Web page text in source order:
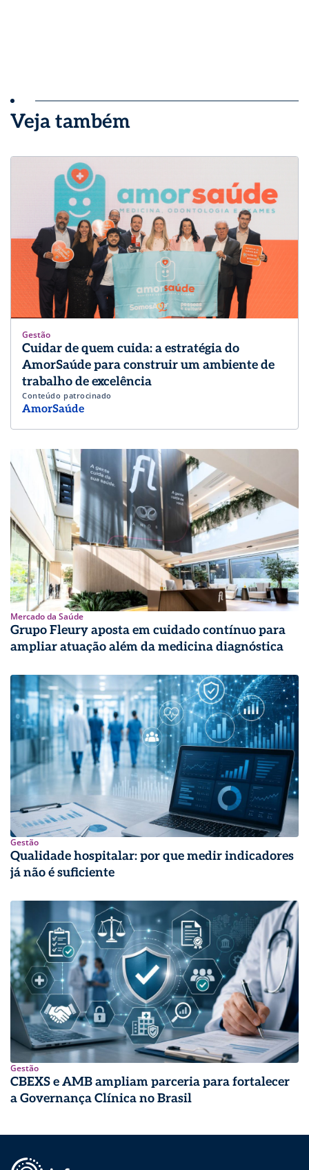
Veja também
Gestão
Cuidar de quem cuida: a estratégia do
AmorSaúde para construir um ambiente de
trabalho de excelência
Conteúdo patrocinado
AmorSaúde
Mercado da Saúde
Grupo Fleury aposta em cuidado contínuo para
ampliar atuação além da medicina diagnóstica
Gestão
Qualidade hospitalar: por que medir indicadores
já não é suficiente
Gestão
CBEXS e AMB ampliam parceria para fortalecer
a Governança Clínica no Brasil